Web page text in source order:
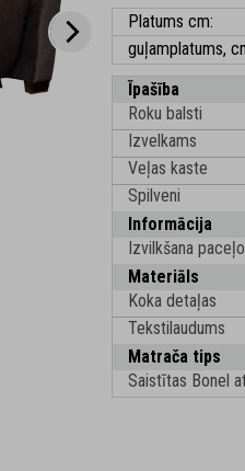
Platums cm:
guļamplatums,
Īpašība
Roku balsti
Izvelkams
Veļas kaste
Spilveni
Informācija
Izvilkšana
Materiāls
Koka detaļas
Tekstilaudums
Matrača tips
Saistītas Bonel